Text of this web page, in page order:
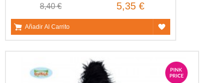
8,40 € 5,35 €
Añadir Al Carrito